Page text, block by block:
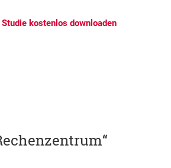
Studie kostenlos downloaden